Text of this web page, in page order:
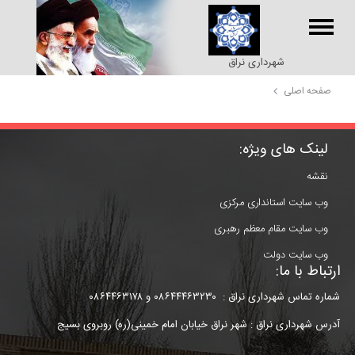
شهرداری نراق
پرداخت
صفحه اصلی
لینک های ویژه:
نقشه
وب سایت استانداری مرکزی
وب سایت مقام معظم رهبری
وب سایت دولت
ارتباط با ما:
شماره تماس شهرداری نراق : ۰۸۶۴۴۴۶۳۲۳۰ و۰۸۶۴۴۶۳۱۷۸
آدرس شهرداری نراق : شهر نراق خیابان امام خمینی(ره)روبروی بسیج